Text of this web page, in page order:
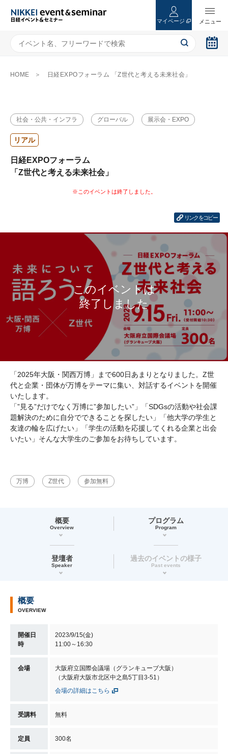
マイページ
HOME 日経EXPOフォーラム 「Z世代と考える未来社会」
社会・公共・インフラ グローバル 展示会・EXPO
リアル
日経EXPOフォーラム
「Z世代と考える未来社会」
リンクをコピー
「2025年大阪・関西万博」まで600日あまりとなりました。Z世
代と企業・団体が万博をテーマに集い、対話するイベントを開催
いたします。
「”見る”だけでなく万博に”参加したい”」「SDGsの活動や社会課
題解決のために自分でできることを探したい」「他大学の学生と
友達の輪を広げたい」「学生の活動を応援してくれる企業と出会
いたい」そんな大学生のご参加をお待ちしています。
万博 Z世代 参加無料
概要
Overview
プログラム
Program
登壇者
Speaker
過去のイベントの様子
Past events
概要
OVERVIEW
開催日
時
2023/9/15(金)
11:00～16:30
会場
大阪府立国際会議場（グランキューブ大阪）
（大阪府大阪市北区中之島5丁目3-51）
会場の詳細はこちら
受講料 無料
定員 300名